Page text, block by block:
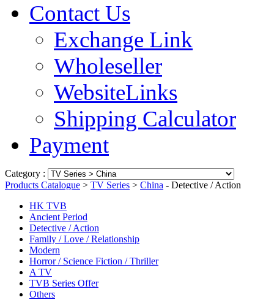
Contact Us
Exchange Link
Wholeseller
WebsiteLinks
Shipping Calculator
Payment
Category :
Products Catalogue > TV Series > China - Detective / Action
HK TVB
Ancient Period
Detective / Action
Family / Love / Relationship
Modern
Horror / Science Fiction / Thriller
A TV
TVB Series Offer
Others